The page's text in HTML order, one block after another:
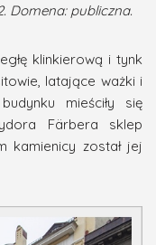
Domena: publiczna.
klinkierową i tynk
latające ważki i
mieściły się
Färbera sklep
kamienicy został jej